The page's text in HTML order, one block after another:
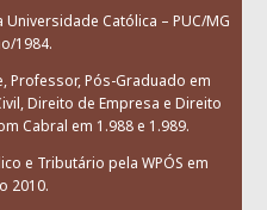
Católica – PUC/MG
1984.
Professor, Pós-Graduado em
Direito de Empresa e Direito
Cabral em 1.988 e 1.989.
e Tributário pela WPÓS em
2010.